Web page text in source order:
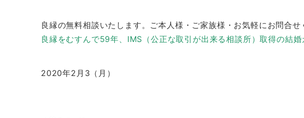
良縁の無料相談いたします。ご本人様・ご家族様・お気軽にお問合せ
良縁をむすんで59年、IMS（公正な取引が出来る相談所）取得の結
2020年2月3（月）